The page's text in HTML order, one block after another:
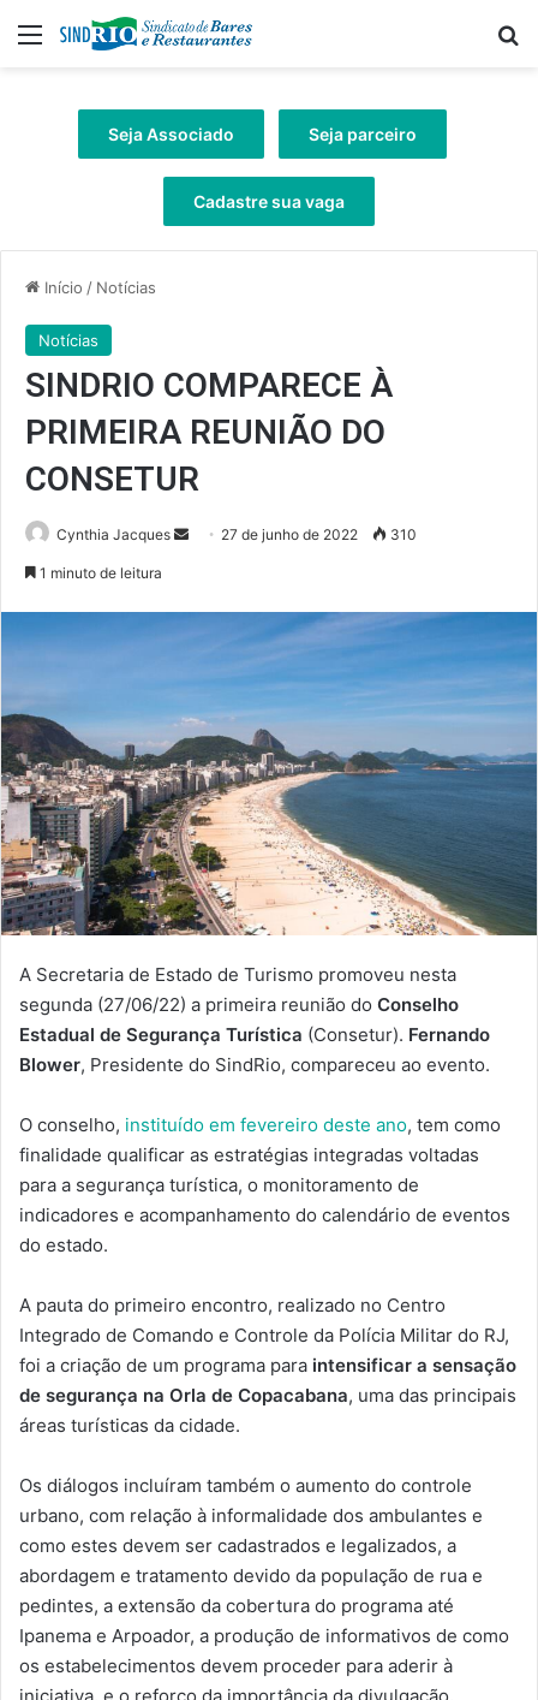
Menu
Seja Associado Seja parceiro
Cadastre sua vaga
Início / Notícias
Notícias
SINDRIO COMPARECE À
PRIMEIRA REUNIÃO DO
CONSETUR
Cynthia Jacques
Mande27 de junho de 2022 310
1 minuto de leitura
A Secretaria de Estado de Turismo promoveu nesta
segunda (27/06/22) a primeira reunião do Conselho
Estadual de Segurança Turística (Consetur). Fernando
Blower, Presidente do SindRio, compareceu ao evento.
O conselho, instituído em fevereiro deste ano, tem como
finalidade qualificar as estratégias integradas voltadas
para a segurança turística, o monitoramento de
indicadores e acompanhamento do calendário de eventos
do estado.
A pauta do primeiro encontro, realizado no Centro
Integrado de Comando e Controle da Polícia Militar do RJ,
foi a criação de um programa para intensificar a sensação
de segurança na Orla de Copacabana, uma das principais
áreas turísticas da cidade.
Os diálogos incluíram também o aumento do controle
urbano, com relação à informalidade dos ambulantes e
como estes devem ser cadastrados e legalizados, a
abordagem e tratamento devido da população de rua e
pedintes, a extensão da cobertura do programa até
Ipanema e Arpoador, a produção de informativos de como
os estabelecimentos devem proceder para aderir à